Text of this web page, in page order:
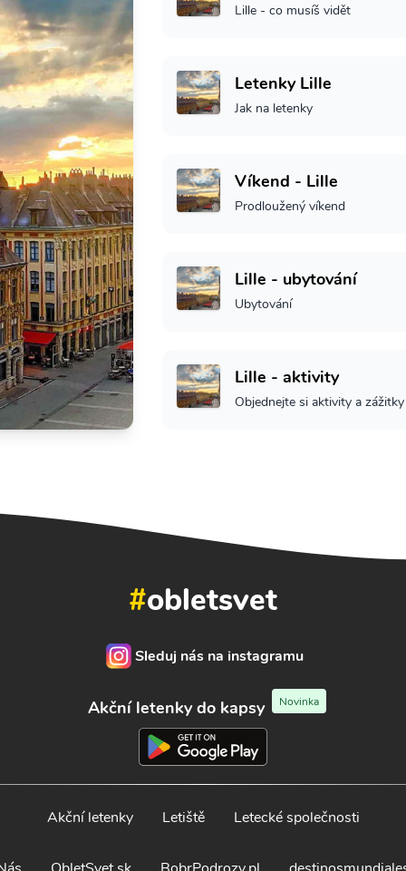
Lille - co musíš vidět
Letenky Lille
Jak na letenky
Víkend - Lille
Prodloužený víkend
Lille - ubytování
Ubytování
Lille - aktivity
Objednejte si aktivity a zážitky
#obletsvet
Sleduj nás na instagramu
Akční letenky do kapsy Novinka
Akční letenky Letiště Letecké společnosti